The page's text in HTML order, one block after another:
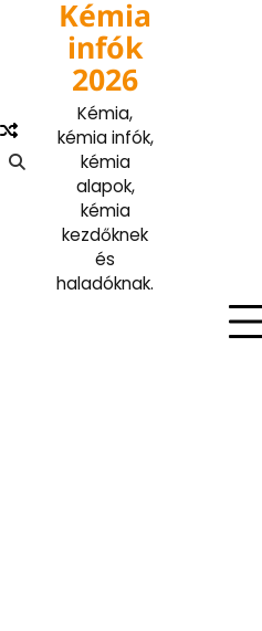
Kémia
infók
2026
Kémia,
kémia infók,
kémia
alapok,
kémia
kezdőknek
és
haladóknak.